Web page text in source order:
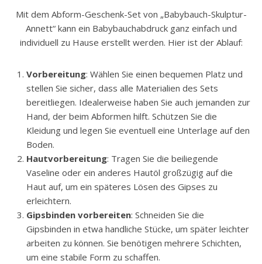
Mit dem Abform-Geschenk-Set von „Babybauch-Skulptur-
Annett“ kann ein Babybauchabdruck ganz einfach und
individuell zu Hause erstellt werden. Hier ist der Ablauf:
Vorbereitung: Wählen Sie einen bequemen Platz und
stellen Sie sicher, dass alle Materialien des Sets
bereitliegen. Idealerweise haben Sie auch jemanden zur
Hand, der beim Abformen hilft. Schützen Sie die
Kleidung und legen Sie eventuell eine Unterlage auf den
Boden.
Hautvorbereitung: Tragen Sie die beiliegende
Vaseline oder ein anderes Hautöl großzügig auf die
Haut auf, um ein späteres Lösen des Gipses zu
erleichtern.
Gipsbinden vorbereiten: Schneiden Sie die
Gipsbinden in etwa handliche Stücke, um später leichter
arbeiten zu können. Sie benötigen mehrere Schichten,
um eine stabile Form zu schaffen.